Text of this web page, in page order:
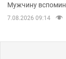
Мужчину
7.08.2026 09:14